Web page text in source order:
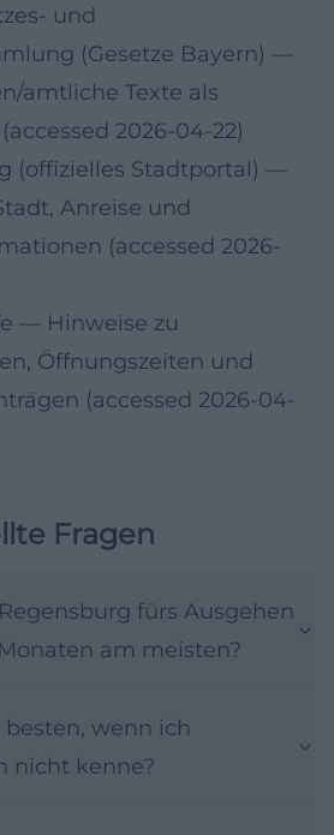
und
(Gesetze Bayern) —
amtliche Texte als
2026-04-22)
(offizielles Stadtportal) —
Anreise und
(accessed 2026-
— Hinweise zu
Öffnungszeiten und
(accessed 2026-04-
Fragen
fürs Ausgehen
am meisten?
wenn ich
nicht kenne?